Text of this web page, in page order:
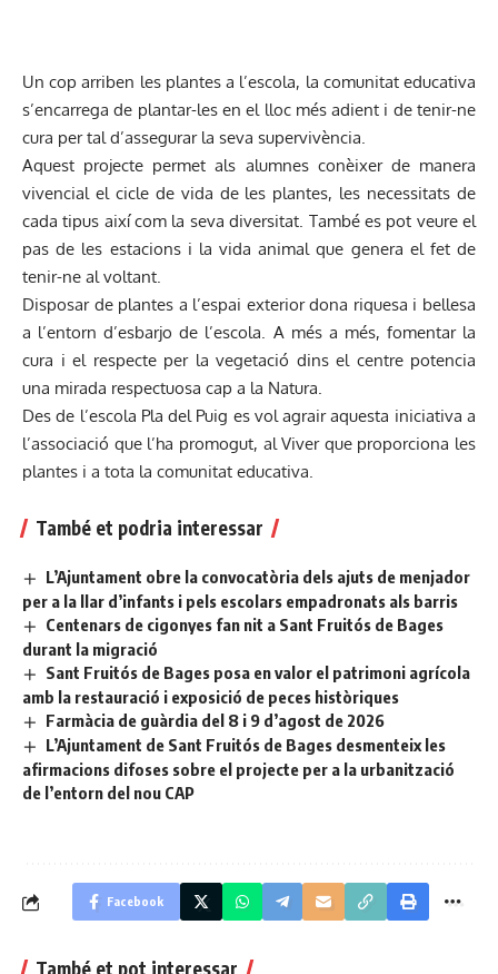
Un cop arriben les plantes a l’escola, la comunitat educativa
s’encarrega de plantar-les en el lloc més adient i de tenir-ne
cura per tal d’assegurar la seva supervivència.
Aquest projecte permet als alumnes conèixer de manera
vivencial el cicle de vida de les plantes, les necessitats de
cada tipus així com la seva diversitat. També es pot veure el
pas de les estacions i la vida animal que genera el fet de
tenir-ne al voltant.
Disposar de plantes a l’espai exterior dona riquesa i bellesa
a l’entorn d’esbarjo de l’escola. A més a més, fomentar la
cura i el respecte per la vegetació dins el centre potencia
una mirada respectuosa cap a la Natura.
Des de l’escola Pla del Puig es vol agrair aquesta iniciativa a
l’associació que l’ha promogut, al Viver que proporciona les
plantes i a tota la comunitat educativa.
També et podria interessar
L’Ajuntament obre la convocatòria dels ajuts de menjador
per a la llar d’infants i pels escolars empadronats als barris
Centenars de cigonyes fan nit a Sant Fruitós de Bages
durant la migració
Sant Fruitós de Bages posa en valor el patrimoni agrícola
amb la restauració i exposició de peces històriques
Farmàcia de guàrdia del 8 i 9 d’agost de 2026
L’Ajuntament de Sant Fruitós de Bages desmenteix les
afirmacions difoses sobre el projecte per a la urbanització
de l’entorn del nou CAP
Facebook
També et pot interessar